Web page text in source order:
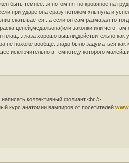
быть темнее...и потом,пятно кровяное на
при ударе она сразу потоком хлынула и
скатывается...а если он сам размазал то
цепей,медальона(или заколки,или чего
плащ...глаза хорошо вышли,действительно как
не похоже вообще...надо было задуматься как
исключительно в темноте,у которого
коллективный фолиант.<br />
курс анатомии вампиров от посетителей